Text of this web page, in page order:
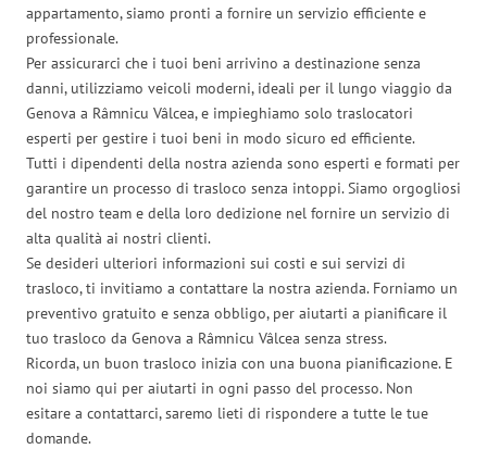
appartamento, siamo pronti a fornire un servizio efficiente e
professionale.
Per assicurarci che i tuoi beni arrivino a destinazione senza
danni, utilizziamo veicoli moderni, ideali per il lungo viaggio da
Genova a Râmnicu Vâlcea, e impieghiamo solo traslocatori
esperti per gestire i tuoi beni in modo sicuro ed efficiente.
Tutti i dipendenti della nostra azienda sono esperti e formati per
garantire un processo di trasloco senza intoppi. Siamo orgogliosi
del nostro team e della loro dedizione nel fornire un servizio di
alta qualità ai nostri clienti.
Se desideri ulteriori informazioni sui costi e sui servizi di
trasloco, ti invitiamo a contattare la nostra azienda. Forniamo un
preventivo gratuito e senza obbligo, per aiutarti a pianificare il
tuo trasloco da Genova a Râmnicu Vâlcea senza stress.
Ricorda, un buon trasloco inizia con una buona pianificazione. E
noi siamo qui per aiutarti in ogni passo del processo. Non
esitare a contattarci, saremo lieti di rispondere a tutte le tue
domande.